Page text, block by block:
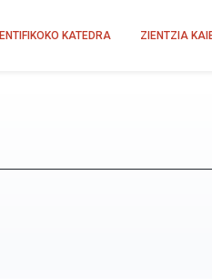
KATEDRA ZIENTZIA